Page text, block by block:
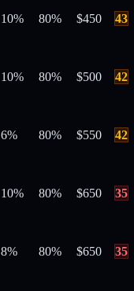
10% 80% $450 43
10% 80% $500 42
6% 80% $550 42
10% 80% $650 35
8% 80% $650 35